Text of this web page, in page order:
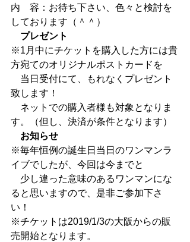
内　容：お待ち下さい、色々と検討を
しております（＾＾）
プレゼント
※1月中にチケットを購入した方には貴
方宛てのオリジナルポストカードを
当日受付にて、もれなくプレゼント
致します！
ネットでの購入者様も対象となりま
す。（但し、決済が条件となります）
お知らせ
※毎年恒例の誕生日当日のワンマンラ
イブでしたが、今回は今までと
少し違った意味のあるワンマンにな
ると思いますので、是非ご参加下さ
い！
※チケットは2019/1/3の大阪からの販
売開始となります。